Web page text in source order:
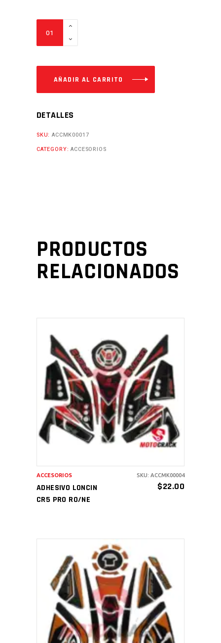
ADHESIVO
PRO
VE/NE
Cantidad
AÑADIR AL CARRITO
DETALLES
SKU:ACCMK00017
CATEGORY:ACCESORIOS
PRODUCTOS
RELACIONADOS
AÑADIR AL CARRITO
ADHESIVO LONCIN
CR5 PRO RO/NE
$22.00
ACCESORIOS SKU: ACCMK00004
AÑADIR AL CARRITO